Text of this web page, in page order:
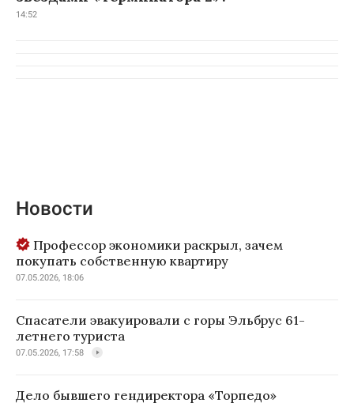
14:52
Новости
Профессор экономики раскрыл, зачем
покупать собственную квартиру
07.05.2026, 18:06
Спасатели эвакуировали с горы Эльбрус 61-
летнего туриста
07.05.2026, 17:58
Дело бывшего гендиректора «Торпедо»